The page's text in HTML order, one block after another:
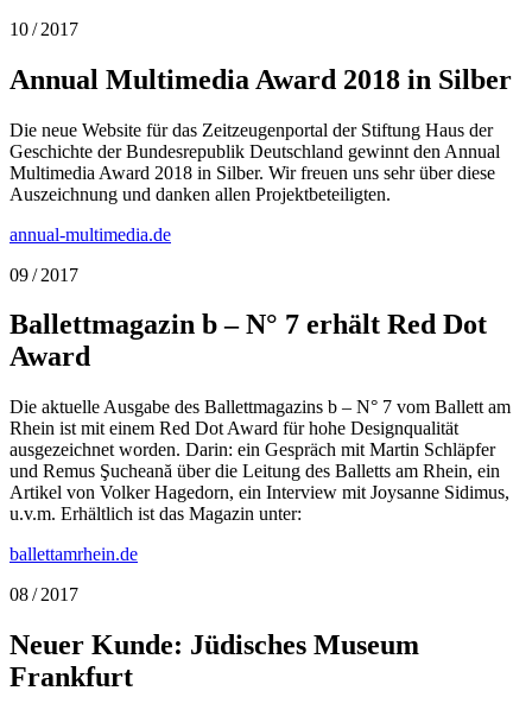
10 / 2017
Annual Multimedia Award 2018 in Silber
Die neue Website für das Zeitzeugenportal der Stiftung Haus der
Geschichte der Bundesrepublik Deutschland gewinnt den Annual
Multimedia Award 2018 in Silber. Wir freuen uns sehr über diese
Auszeichnung und danken allen Projektbeteiligten.
annual-multimedia.de
09 / 2017
Ballettmagazin b – N° 7 erhält Red Dot
Award
Die aktuelle Ausgabe des Ballettmagazins b – N° 7 vom Ballett am
Rhein ist mit einem Red Dot Award für hohe Designqualität
ausgezeichnet worden. Darin: ein Gespräch mit Martin Schläpfer
und Remus Şucheană über die Leitung des Balletts am Rhein, ein
Artikel von Volker Hagedorn, ein Interview mit Joysanne Sidimus,
u.v.m. Erhältlich ist das Magazin unter:
ballettamrhein.de
08 / 2017
Neuer Kunde: Jüdisches Museum
Frankfurt